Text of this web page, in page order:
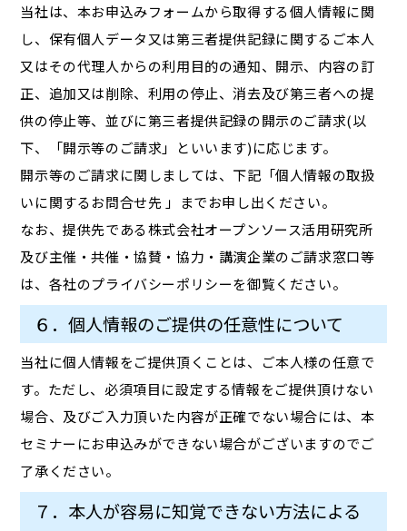
当社は、本お申込みフォームから取得する個人情報に関
し、保有個人データ又は第三者提供記録に関するご本人
又はその代理人からの利用目的の通知、開示、内容の訂
正、追加又は削除、利用の停止、消去及び第三者への提
供の停止等、並びに第三者提供記録の開示のご請求(以
下、「開示等のご請求」といいます)に応じます。
開示等のご請求に関しましては、下記「個人情報の取扱
いに関するお問合せ先 」までお申し出ください。
なお、提供先である株式会社オープンソース活用研究所
及び主催・共催・協賛・協力・講演企業のご請求窓口等
は、各社のプライバシーポリシーを御覧ください。
６．個人情報のご提供の任意性について
当社に個人情報をご提供頂くことは、ご本人様の任意で
す。ただし、必須項目に設定する情報をご提供頂けない
場合、及びご入力頂いた内容が正確でない場合には、本
セミナーにお申込みができない場合がございますのでご
了承ください。
７．本人が容易に知覚できない方法による